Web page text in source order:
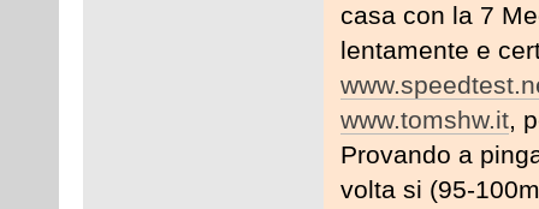
casa con la 7
lentamente e
www.tomshw.it,
Provando a
volta si (95-